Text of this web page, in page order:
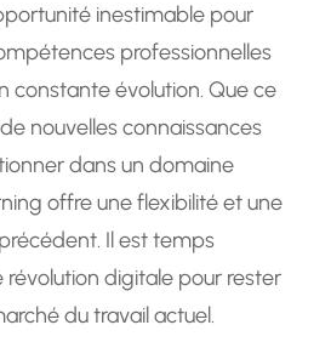
inestimable pour
professionnelles
constante évolution. Que ce
nouvelles connaissances
dans un domaine
offre une flexibilité et une
Il est temps
révolution digitale pour rester
du travail actuel.